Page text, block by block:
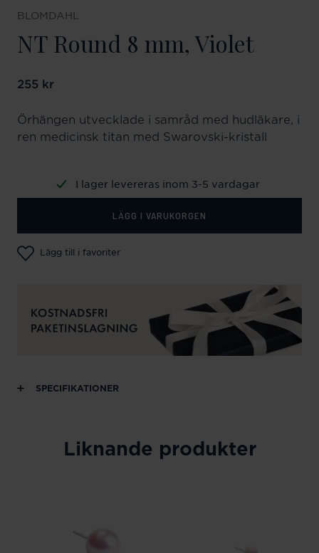
BLOMDAHL
NT Round 8 mm, Violet
Pris :255 kr
255 kr
Örhängen utvecklade i samråd med hudläkare, i
ren medicinsk titan med Swarovski-kristall
I lager levereras inom 3-5 vardagar
LÄGG I VARUKORGEN
Lägg till i favoriter
SPECIFIKATIONER
Liknande produkter